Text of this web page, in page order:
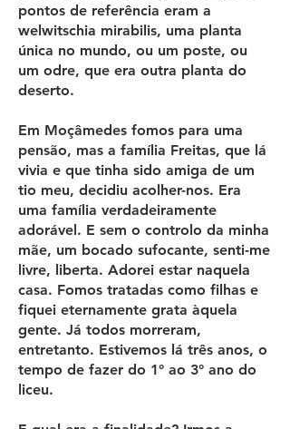
pontos de referência eram a
welwitschia mirabilis, uma planta
única no mundo, ou um poste, ou
um odre, que era outra planta do
deserto.
Em Moçâmedes fomos para uma
pensão, mas a família Freitas, que lá
vivia e que tinha sido amiga de um
tio meu, decidiu acolher-nos. Era
uma família verdadeiramente
adorável. E sem o controlo da minha
mãe, um bocado sufocante, senti-me
livre, liberta. Adorei estar naquela
casa. Fomos tratadas como filhas e
fiquei eternamente grata àquela
gente. Já todos morreram,
entretanto. Estivemos lá três anos, o
tempo de fazer do 1° ao 3° ano do
liceu.